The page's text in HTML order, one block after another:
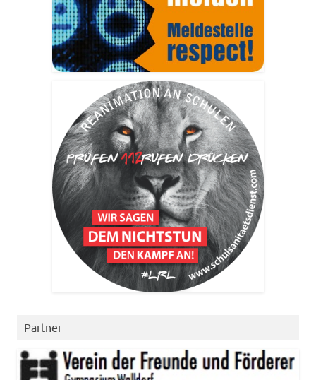
Partner